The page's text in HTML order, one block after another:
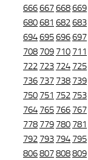
666667668669
680681 682683
694695696697
708 709 710 711
722 723 724 725
736 737 738 739
750 751 752 753
764 765 766 767
778 779 780 781
792 793 794 795
806807808809